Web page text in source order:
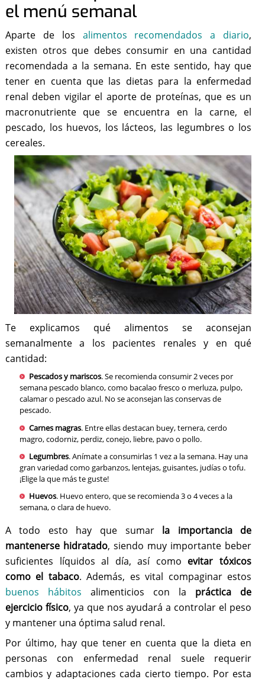
el menú semanal
Aparte de los alimentos recomendados a diario,
existen otros que debes consumir en una cantidad
recomendada a la semana. En este sentido, hay que
tener en cuenta que las dietas para la enfermedad
renal deben vigilar el aporte de proteínas, que es un
macronutriente que se encuentra en la carne, el
pescado, los huevos, los lácteos, las legumbres o los
cereales.
Te explicamos qué alimentos se aconsejan
semanalmente a los pacientes renales y en qué
cantidad:
Pescados y mariscos. Se recomienda consumir 2 veces por
semana pescado blanco, como bacalao fresco o merluza, pulpo,
calamar o pescado azul. No se aconsejan las conservas de
pescado.
Carnes magras. Entre ellas destacan buey, ternera, cerdo
magro, codorniz, perdiz, conejo, liebre, pavo o pollo.
Legumbres. Anímate a consumirlas 1 vez a la semana. Hay una
gran variedad como garbanzos, lentejas, guisantes, judías o tofu.
¡Elige la que más te guste!
Huevos. Huevo entero, que se recomienda 3 o 4 veces a la
semana, o clara de huevo.
A todo esto hay que sumar la importancia de
mantenerse hidratado, siendo muy importante beber
suficientes líquidos al día, así como evitar tóxicos
como el tabaco. Además, es vital compaginar estos
buenos hábitos alimenticios con la práctica de
ejercicio físico, ya que nos ayudará a controlar el peso
y mantener una óptima salud renal.
Por último, hay que tener en cuenta que la dieta en
personas con enfermedad renal suele requerir
cambios y adaptaciones cada cierto tiempo. Por esta